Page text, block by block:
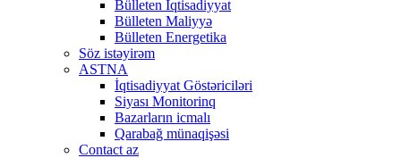
Bülleten İqtisadiyyat
Bülleten Maliyyə
Bülleten Energetika
Söz istəyirəm
ASTNA
İqtisadiyyat Göstəriciləri
Siyası Monitorinq
Bazarların icmalı
Qarabağ münaqişəsi
Contact az